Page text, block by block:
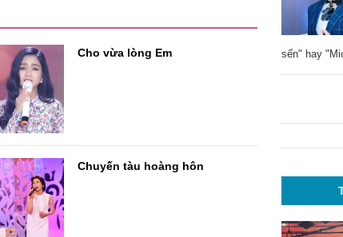
Cho vừa lòng Em
Chuyến tàu hoàng hôn
sến" hay